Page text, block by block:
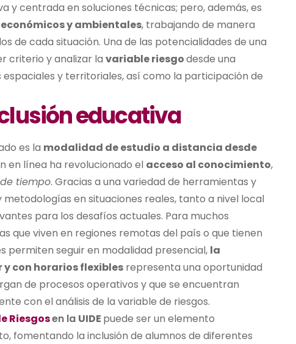
y centrada en soluciones técnicas; pero, además, es
y ambientales, trabajando de manera
de cada situación. Una de las potencialidades de una
criterio y analizar la variable riesgodesde una
y territoriales, así como la participación de
educativa
es la modalidad de estudio a distancia desde
en línea ha revolucionado el acceso al conocimiento,
tiempo. Gracias a una variedad de herramientas y
en situaciones reales, tanto a nivel local
para los desafíos actuales. Para muchos
que viven en regiones remotas del país o que tienen
permiten seguir en modalidad presencial, la
con horarios flexibles representa una oportunidad
de procesos operativos y que se encuentran
con el análisis de la variable de riesgos.
Riesgosen la UIDE puede ser un elemento
fomentando la inclusión de alumnos de diferentes